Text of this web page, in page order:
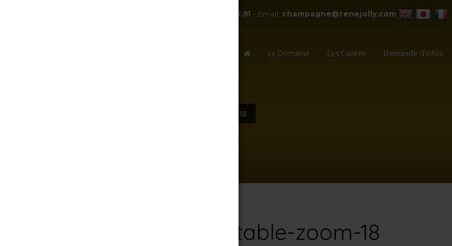
+ 33.3.25.38.50.91 - Email: champagne@renejolly.com
Le Domaine Les Cuvées Demande d’infos
DE-LA-CAVE-À-LA-TABLE-ZOOM-18
De-la-Cave-à-la-table-zoom-18